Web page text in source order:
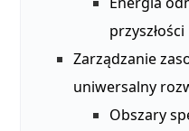
przyszłości
Zarządzanie
uniwersalny
Obszary